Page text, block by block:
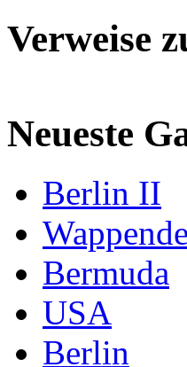
Verweise
Neueste
Berlin II
Bermuda
USA
Berlin